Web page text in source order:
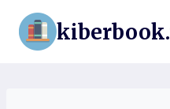
Перейти
содержимому